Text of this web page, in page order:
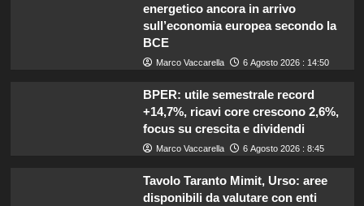
energetico ancora in arrivo
sull’economia europea secondo la
BCE
Marco Vaccarella 6 Agosto 2026 : 14:50
BPER: utile semestrale record
+14,7%, ricavi core crescono 2,6%,
focus su crescita e dividendi
Marco Vaccarella 6 Agosto 2026 : 8:45
Tavolo Taranto Mimit, Urso: aree
disponibili da valutare con enti